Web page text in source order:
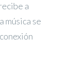
a
música se